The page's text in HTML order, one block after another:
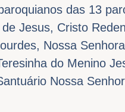
das 13
Jesus, Cristo
Nossa
do Menino
Nossa